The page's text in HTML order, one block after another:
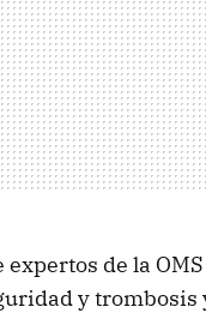
expertos de la
y trombosis